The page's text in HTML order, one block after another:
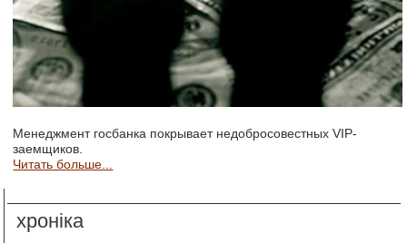
Менеджмент госбанка покрывает недобросовестных VIP-
заемщиков.
Читать больше...
хроніка